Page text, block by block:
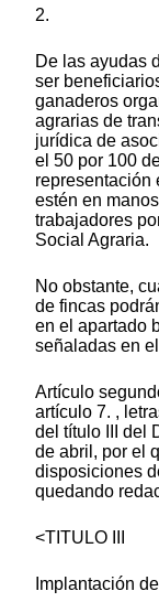
2.
De las ayudas
ser
ganaderos
agrarias de
jurídica de
el 50 por 100
representación
estén en
trabajadores
Social Agraria.
No obstante,
de fincas
en el apartado
señaladas en
Artículo
artículo 7. ,
del título III del
de abril, por el
disposiciones
quedando
<TITULO III
Implantación